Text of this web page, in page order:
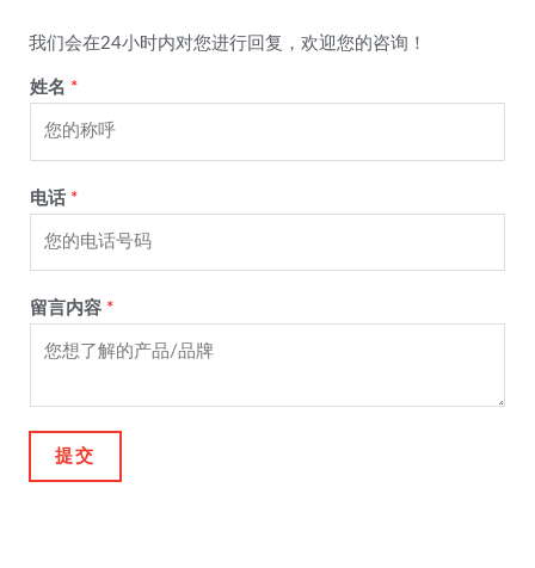
我们会在24小时内对您进行回复，欢迎您的咨询！
姓名 *
电话 *
留言内容 *
提交